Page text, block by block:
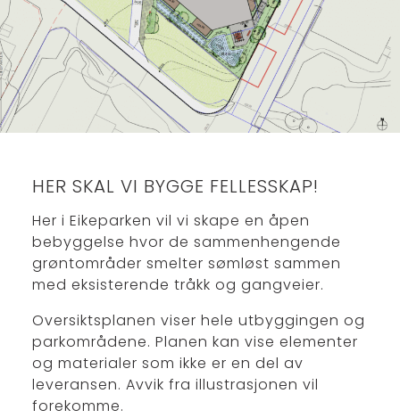
HER SKAL VI BYGGE FELLESSKAP!
Her i Eikeparken vil vi skape en åpen
bebyggelse hvor de sammenhengende
grøntområder smelter sømløst sammen
med eksisterende tråkk og gangveier.
Oversiktsplanen viser hele utbyggingen og
parkområdene. Planen kan vise elementer
og materialer som ikke er en del av
leveransen. Avvik fra illustrasjonen vil
forekomme.